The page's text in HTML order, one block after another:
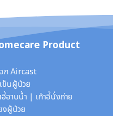
Product
ก Aircast
ข็นผู้ป่วย
อี้อาบน้ำ | เก้าอี้นั่งถ่าย
งผู้ป่วย